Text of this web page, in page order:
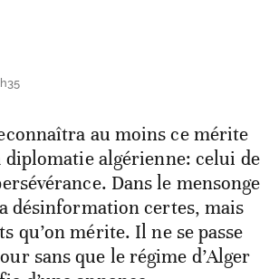
au moins ce mérite
diplomatie algérienne: celui de
Dans le mensonge
désinformation certes, mais
qu’on mérite. Il ne se passe
sans que le régime d’Alger